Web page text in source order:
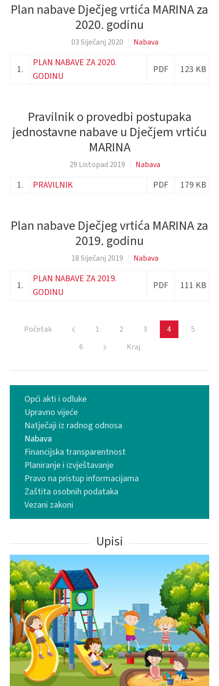
Plan nabave Dječjeg vrtića MARINA za
2020. godinu
03 Siječanj 2020 Nabava
1.
PLAN NABAVE ZA 2020.
GODINU
PDF 123 KB
Pravilnik o provedbi postupaka
jednostavne nabave u Dječjem vrtiću
MARINA
29 Listopad 2019 Nabava
1. PRAVILNIK PDF 179 KB
Plan nabave Dječjeg vrtića MARINA za
2019. godinu
18 Siječanj 2019 Nabava
1.
PLAN NABAVE ZA 2019.
GODINU
PDF 111 KB
Početak 1 2 3 4
5
6
Kraj
Opći akti i odluke
Upravno vijeće
Natječaji iz radnog odnosa
Nabava
Financijska transparentnost
Planiranje i izvještavanje
Pravo na pristup informacijama
Zaštita osobnih podataka
Vezani zakoni
Upisi